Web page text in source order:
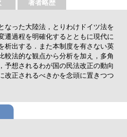
著者略歴
なった大陸法，とりわけドイツ法を
遷過程を明確化するとともに現代に
析出する．また本制度を有さない英
較法的な観点から分析を加え，多角
予想されるわが国の民法改正の動向
改正されるべきかを念頭に置きつつ